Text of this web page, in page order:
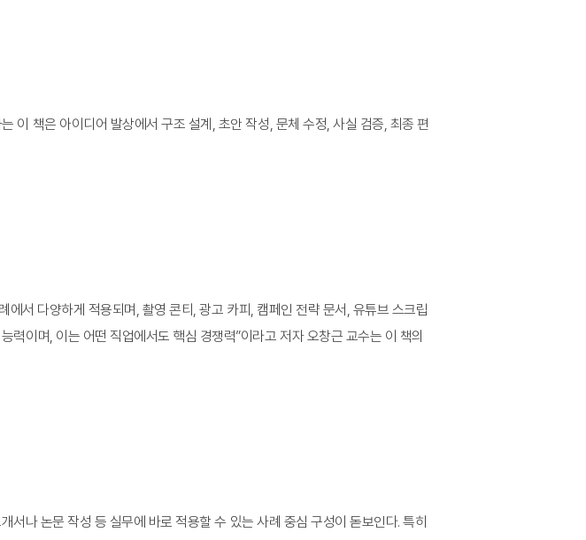
이 책은 아이디어 발상에서 구조 설계, 초안 작성, 문체 수정, 사실 검증, 최종 편
서 다양하게 적용되며, 촬영 콘티, 광고 카피, 캠페인 전략 문서, 유튜브 스크립
력이며, 이는 어떤 직업에서도 핵심 경쟁력”이라고 저자 오창근 교수는 이 책의
서나 논문 작성 등 실무에 바로 적용할 수 있는 사례 중심 구성이 돋보인다. 특히